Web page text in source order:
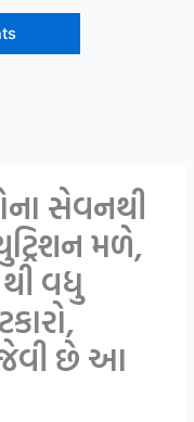
સેવનથી
મળે,
વધુ
છે આ